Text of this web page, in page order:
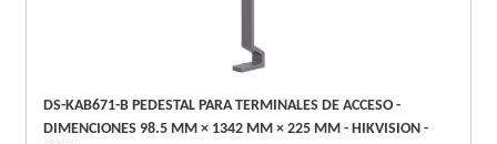
DS-KAB671-B PEDESTAL PARA TERMINALES DE ACCESO -
DIMENCIONES 98.5 MM × 1342 MM × 225 MM - HIKVISION -